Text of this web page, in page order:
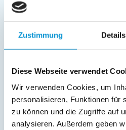
Zustimmung Details
Diese Webseite verwendet
Wir verwenden Cookies, um
personalisieren, Funktionen für
zu können und die Zugriffe auf
analysieren. Außerdem geben
Außenanlage:
Grill
Gartenstühle
Parkplatz
Verpflegung: